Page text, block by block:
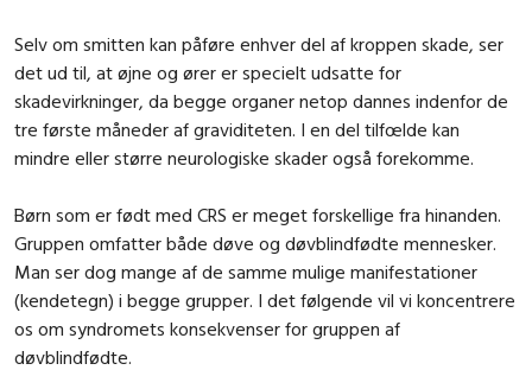
Selv om smitten kan påføre enhver del af kroppen skade, ser
det ud til, at øjne og ører er specielt udsatte for
skadevirkninger, da begge organer netop dannes indenfor de
tre første måneder af graviditeten. I en del tilfœlde kan
mindre eller større neurologiske skader også forekomme.
Børn som er født med CRS er meget forskellige fra hinanden.
Gruppen omfatter både døve og døvblindfødte mennesker.
Man ser dog mange af de samme mulige manifestationer
(kendetegn) i begge grupper. I det følgende vil vi koncentrere
os om syndromets konsekvenser for gruppen af
døvblindfødte.